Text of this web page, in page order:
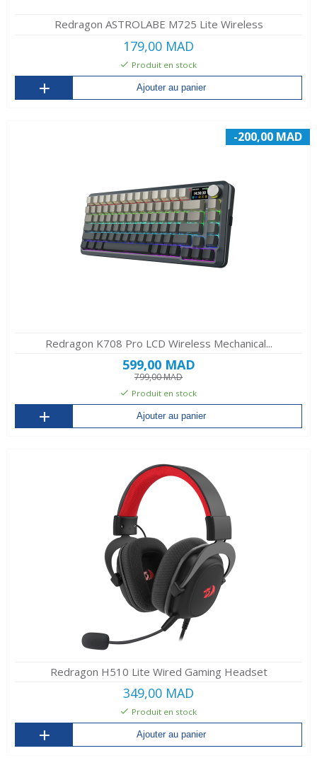
Redragon ASTROLABE M725 Lite Wireless
179,00 MAD
Produit en stock
Ajouter au panier
-200,00 MAD
Redragon K708 Pro LCD Wireless Mechanical...
599,00 MAD
799,00 MAD
Produit en stock
Ajouter au panier
Redragon H510 Lite Wired Gaming Headset
349,00 MAD
Produit en stock
Ajouter au panier